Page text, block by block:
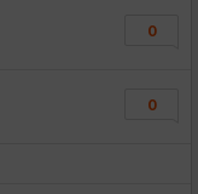
0
0